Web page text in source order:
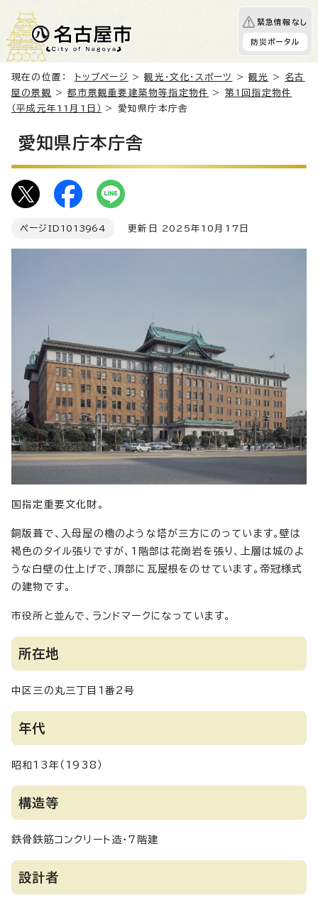
緊急情報なし
防災ポータル
現在の位置： トップページ >観光・文化・スポーツ >観光 > 名古
屋の景観
>都市景観重要建築物等指定物件 > 第1回指定物件
（平成元年11月1日）
> 愛知県庁本庁舎
愛知県庁本庁舎
ページID 1013964 更新日 2025年10月17日
国指定重要文化財。
銅版葺で、入母屋の櫓のような塔が三方にのっています。壁は
褐色のタイル張りですが、1階部は花崗岩を張り、上層は城のよ
うな白壁の仕上げで、頂部に瓦屋根をのせています。帝冠様式
の建物です。
市役所と並んで、ランドマークになっています。
所在地
中区三の丸三丁目1番2号
年代
昭和13年（1938）
構造等
鉄骨鉄筋コンクリート造・7階建
設計者